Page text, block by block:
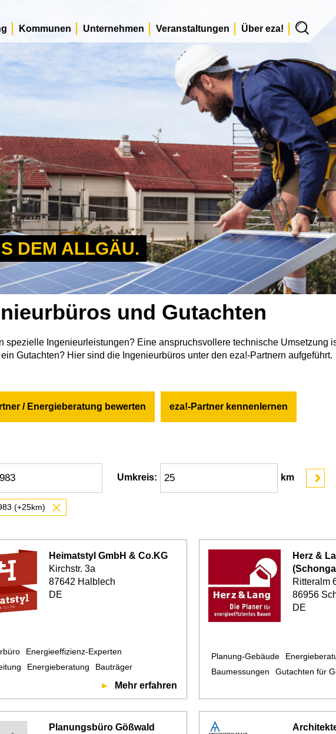
Kommunen Unternehmen Veranstaltungen Über eza!
DEM ALLGÄU.
und Gutachten
spezielle Ingenieurleistungen? Eine anspruchsvollere technische Umsetzung
Gutachten? Hier sind die Ingenieurbüros unter den eza!-Partnern aufgeführt.
/ Energieberatung bewerten eza!-Partner kennenlernen
Umkreis: km
(+25km)
Heimatstyl GmbH & Co.KG
Kirchstr. 3a
87642 Halblech
DE
Energieeffizienz-Experten
Energieberatung Bauträger
Mehr erfahren
Herz &
Ritteralm
86956
DE
Planung-Gebäude
Baumessungen
Gutachten für
Planungsbüro Gößwald